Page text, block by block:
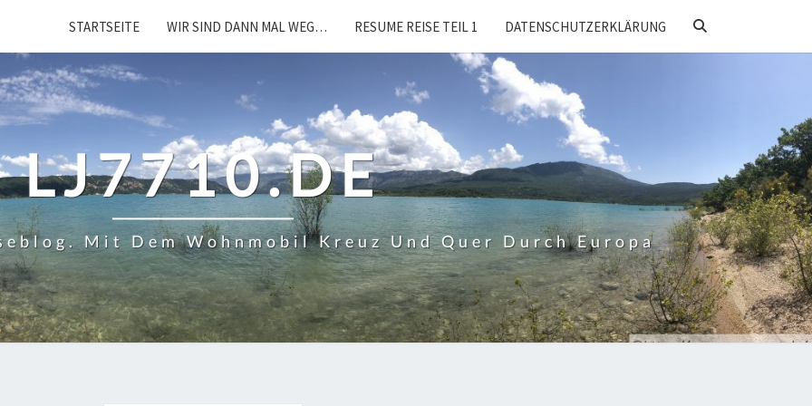
STARTSEITE WIR SIND DANN MAL WEG… RESUME REISE TEIL 1 DATENSCHUTZERKLÄRUNG
SEARCH
LJ7710.DE
Mit Dem Wohnmobil Kreuz Und Quer Durch Europa